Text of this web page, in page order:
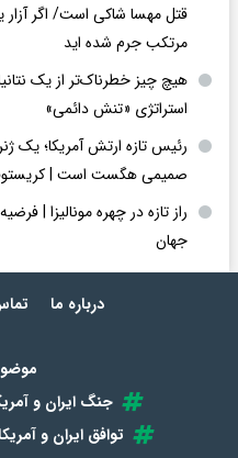
قتل مهسا شاکی است/ اگر آزار
مرتکب جرم شده اید
هیچ چیز خطرناک‌تر از یک
استراتژی «تنش دائمی»
رئیس تازه ارتش آمریکا؛ یک
صمیمی هگست است |
راز تازه در چهره مونالیزا |
جهان
درباره ما
جنگ ایران و
توافق ایران و آمریکا